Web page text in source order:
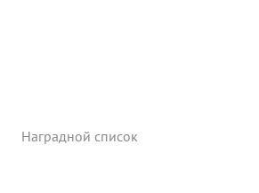
Армии полка в трудные периоды
подвозя им продовольствие с баз
Наградной список